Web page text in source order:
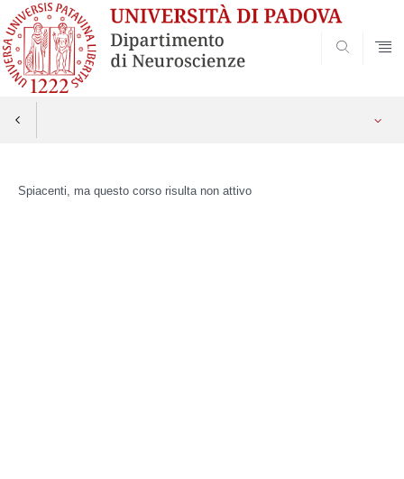
content
Spiacenti, ma questo corso risulta non attivo